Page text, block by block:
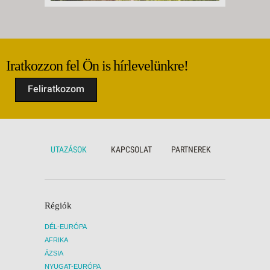
Iratkozzon fel Ön is hírlevelünkre!
Feliratkozom
UTAZÁSOK KAPCSOLAT PARTNEREK
Régiók
DÉL-EURÓPA
AFRIKA
ÁZSIA
NYUGAT-EURÓPA